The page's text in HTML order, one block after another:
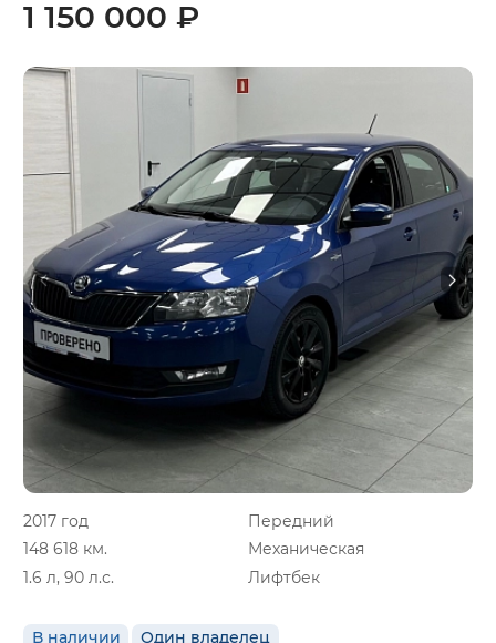
2017 год
Передний
148 618 км.
Механическая
1.6 л, 90 л.с.
Лифтбек
В наличии Один владелец
1 150 000 ₽